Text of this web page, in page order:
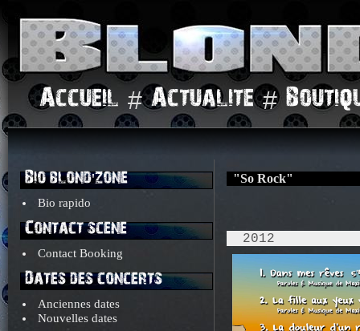
Accueil # Actualite #
Bio blond'zone
Bio rapido
Contact scene
Contact Booking
Dates des concerts
Anciennes dates
Nouvelles dates
"So Rock"
2012